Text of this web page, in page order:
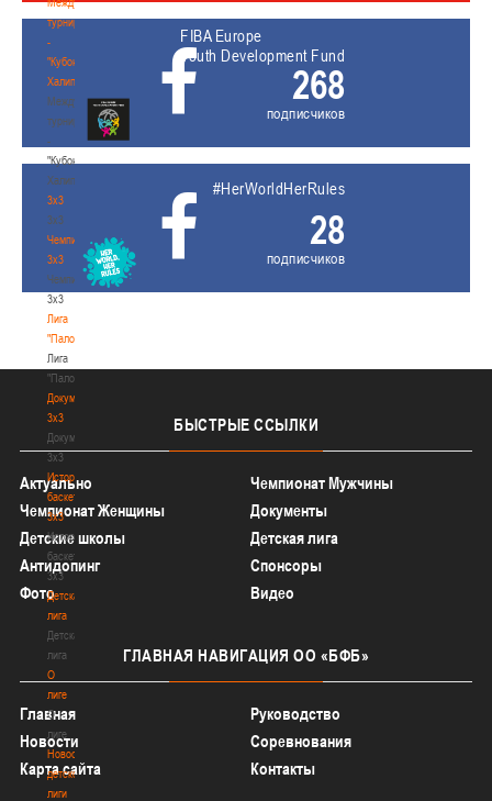
турнир
-
"Кубок
Халипского"
Международный
турнир
-
"Кубок
Халипского"
3x3
3x3
Чемпионат
3х3
Чемпионат
3х3
Лига
"Палова"
Лига
"Палова"
Документы
3х3
Документы
3х3
История
баскетбола
3х3
История
баскетбола
3х3
Детская
лига
Детская
лига
О
лиге
О
лиге
Новости
детской
лиги
FIBA Europe
Youth Development Fund
268
подписчиков
#HerWorldHerRules
28
подписчиков
БЫСТРЫЕ ССЫЛКИ
Актуально
Чемпионат Мужчины
Чемпионат Женщины
Документы
Детские школы
Детская лига
Антидопинг
Спонсоры
Фото
Видео
ГЛАВНАЯ НАВИГАЦИЯ ОО «БФБ»
Главная
Руководство
Новости
Соревнования
Карта сайта
Контакты